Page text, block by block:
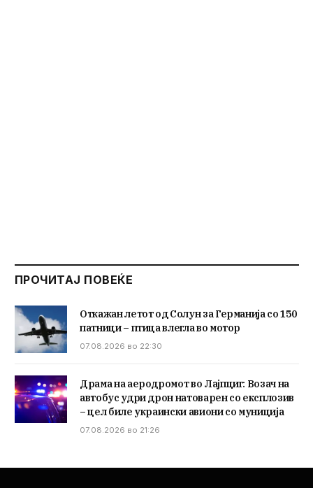
ПРОЧИТАЈ ПОВЕЌЕ
Откажан летот од Солун за Германија со 150
патници – птица влегла во мотор
07.08.2026 во 22:30
Драма на аеродромот во Лајпциг: Возач на
автобус удри дрон натоварен со експлозив
– цел биле украински авиони со муниција
07.08.2026 во 21:26